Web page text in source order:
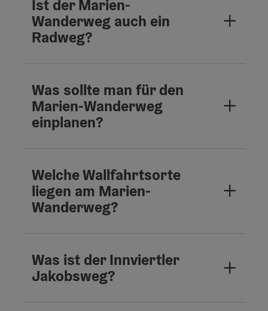
Ist der Marien-
Wanderweg auch ein
Radweg?
Was sollte man für den
Marien-Wanderweg
einplanen?
Welche Wallfahrtsorte
liegen am Marien-
Wanderweg?
Was ist der Innviertler
Jakobsweg?